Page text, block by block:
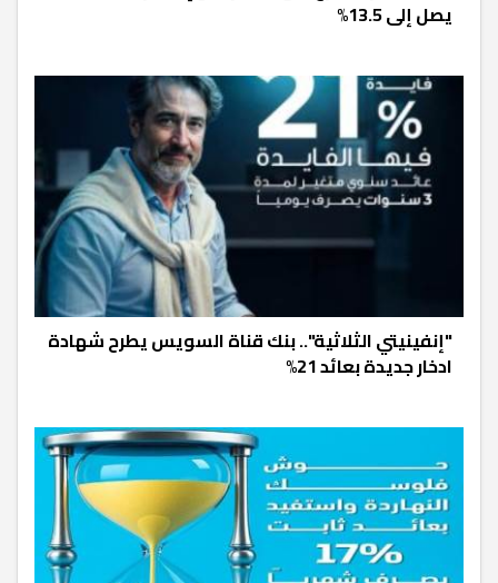
يصل إلى 13.5%
"إنفينيتي الثلاثية".. بنك قناة السويس يطرح شهادة
ادخار جديدة بعائد 21%